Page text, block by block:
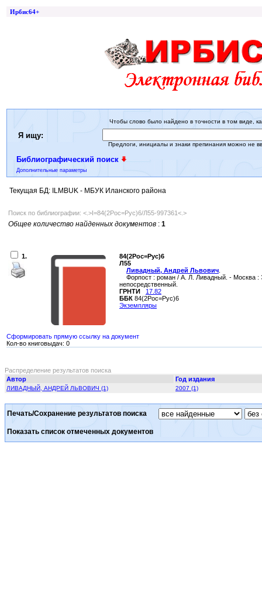
Ирбис64+
Я ищу:
Чтобы слово было найдено в точности в том виде,
Предлоги, инициалы и знаки препинания можно не
Библиографический поиск
Дополнительные параметры
Текущая БД: ILMBUK - МБУК Иланского района
Поиск по библиографии: <.>I=84(2Рос=Рус)6/Л55-997361<.>
Общее количество найденных документов : 1
1.
84(2Рос=Рус)6
Л55
Ливадный, Андрей Львович
Форпост : роман / А. Л. Ливадный. - Москва
непосредственный.
ГРНТИ
17.82
ББК 84(2Рос=Рус)6
Экземпляры
Сформировать прямую ссылку на документ
Кол-во книговыдач: 0
Распределение результатов поиска
Автор
Год издания
ЛИВАДНЫЙ, АНДРЕЙ ЛЬВОВИЧ (1) 2007 (1)
Печать/Сохранение результатов поиска
Показать список отмеченных документов